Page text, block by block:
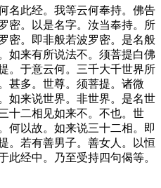
名此经。我等云何奉持。佛告
密。以是名字。汝当奉持。所
密。即非般若波罗密。是名般
如来有所说法不。须菩提白佛
。于意云何。三千大千世界所
甚多。世尊。须菩提。诸微
如来说世界。非世界。是名世
十二相见如来不。不也。世
何以故。如来说三十二相。即
。若有善男子。善女人。以恒
此经中。乃至受持四句偈等。